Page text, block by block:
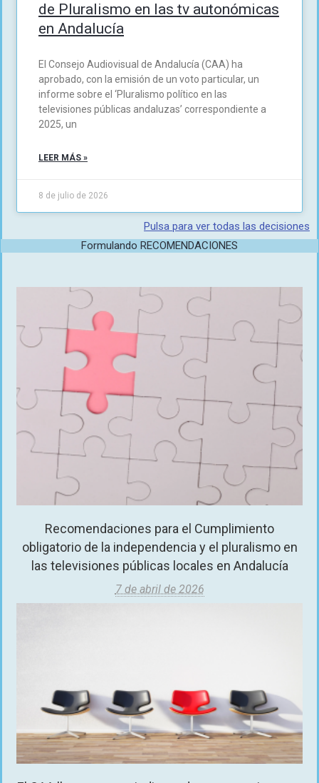
de Pluralismo en las tv autonómicas
en Andalucía
El Consejo Audiovisual de Andalucía (CAA) ha
aprobado, con la emisión de un voto particular, un
informe sobre el ‘Pluralismo político en las
televisiones públicas andaluzas’ correspondiente a
2025, un
LEER MÁS »
8 de julio de 2026
Pulsa para ver todas las decisiones
Formulando RECOMENDACIONES
Recomendaciones para el Cumplimiento
obligatorio de la independencia y el pluralismo en
las televisiones públicas locales en Andalucía
7 de abril de 2026